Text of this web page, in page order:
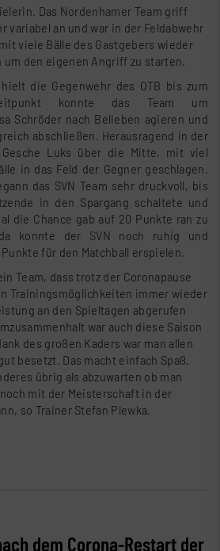
Das Nordenhamer Team griff
variabel an und war in der Feldabwehr
viele Bälle des Gastgebers wieder
um den eigenen Angriff zu starten.
die Gegenwehr des OTB bis zum
konnte das Team um
Schröder nach Belieben agieren und
abschließen. Herausragend in der
Luks über die Mitte, mit viel
in das Feld der Gegner geschlagen.
das SVN Team sehr druckvoll, bis
in den Spargang schaltete und
die Chance gab auf 20 Punkte ran zu
konnte der SVN noch ruhig und
für den Matchball erspielen.
Team, dass trotz der Coronapause
Trainingsmöglichkeiten immer wieder
an den Spieltagen abgerufen
war auch diese Saison
des großen Kaders war man allen
besetzt. Das macht einfach Spaß.
übrig als abzuwarten ob man
mit der Meisterschaft in der
so Trainer Stefan Plewka.
dem Corona-Restart der